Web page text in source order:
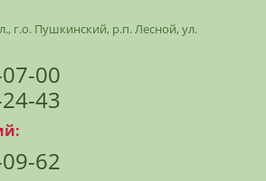
г.о. Пушкинский, р.п. Лесной, ул.
00
43
62